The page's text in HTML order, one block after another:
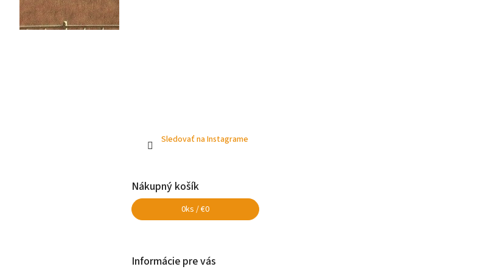
Sledovať na Instagrame
Nákupný košík
0ks /€0
Informácie pre vás